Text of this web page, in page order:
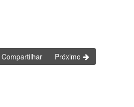
Compartilhar Próximo